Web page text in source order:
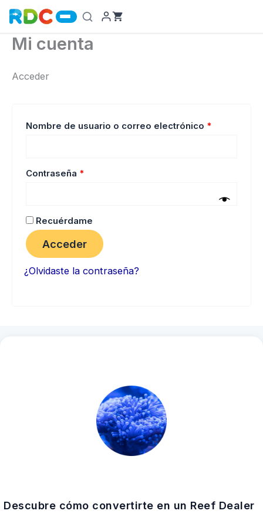
contenido
Mi cuenta
Acceder
Nombre de usuario o correo electrónico *
Contraseña *
Recuérdame
Acceder
¿Olvidaste la contraseña?
Descubre cómo convertirte en un Reef Dealer